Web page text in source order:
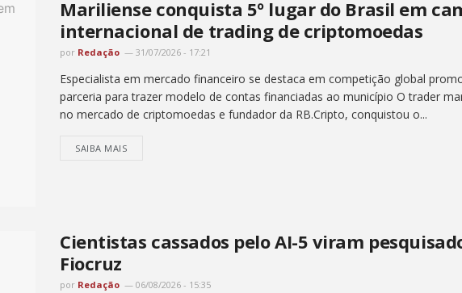
Mariliense conquista 5º lugar do Brasil em
internacional de trading de criptomoedas
por Redação 31/07/2026 - 17:21
Especialista em mercado financeiro se destaca em competição global
parceria para trazer modelo de contas financiadas ao município O trader
no mercado de criptomoedas e fundador da RB.Cripto, conquistou o...
SAIBA MAIS
Cientistas cassados pelo AI-5 viram
Fiocruz
por Redação 06/08/2026 - 15:35